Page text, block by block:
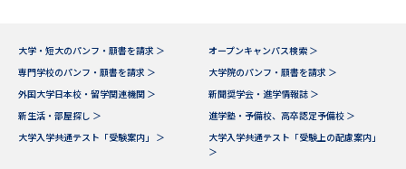
大学・短大のパンフ・願書を請求 ＞
オープンキャンパス検索 ＞
専門学校のパンフ・願書を請求 ＞
大学院のパンフ・願書を請求 ＞
外国大学日本校・留学関連機関 ＞
新聞奨学会・進学情報誌 ＞
新生活・部屋探し ＞
進学塾・予備校、高卒認定予備校 ＞
大学入学共通テスト「受験案内」 ＞
大学入学共通テスト「受験上の配慮案内」
＞